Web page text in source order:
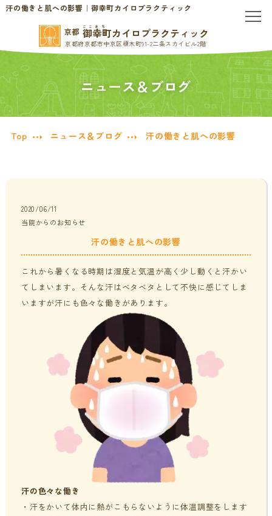
汗の働きと肌への影響｜御幸町カイロプラクティック
京都 ごこまち
御幸町カイロプラクティック
京都府京都市中京区榎木町91-2二条スカイビル2階
TOP
当院のご案内
慢性的な頭痛・首こり
腰痛・ぎっくり腰
貧血・低血糖・疲れやすさ
オフィスワークの体の悩み
家事・育児でたまる体の疲れ
年齢とともに変わる体調サポート
血液検査でわかるあなたの健康サイン
患者様の声
分子栄養学/オーソモレキュラー
分子整合栄養医学／オーソモレキュラーとは
分子整合栄養医学／オーソモレキュラーの血液検査と栄養療法
体調不良で異常無しといわれてしまうのは？
はじめての栄養相談はこちら
分子整合栄養医学を勉強したい方に
提携医療機関
ニュース＆ブログ
採用情報
ニュース＆ブログ
Top ニュース＆ブログ 汗の働きと肌への影響
2020/06/11
当院からのお知らせ
汗の働きと肌への影響
これから暑くなる時期は湿度と気温が高く少し動くと汗かい
てしまいます。そんな汗はベタベタとして不快に感じてしま
いますが汗にも色々な働きがあります。
汗の色々な働き
・汗をかいて体内に熱がこもらないように体温調整をします